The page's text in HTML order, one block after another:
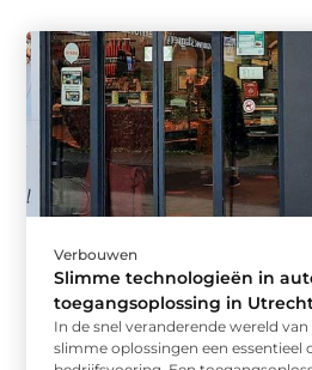
Verbouwen
Slimme technologieën in
toegangsoplossing in
In de snel veranderende wereld
slimme oplossingen een essentieel